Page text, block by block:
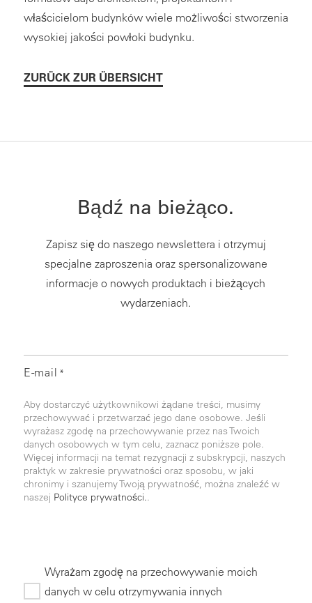
właścicielom budynków wiele możliwości stworzenia
wysokiej jakości powłoki budynku.
ZURÜCK ZUR ÜBERSICHT
Bądź na bieżąco.
Zapisz się do naszego newslettera i otrzymuj
specjalne zaproszenia oraz spersonalizowane
informacje o nowych produktach i bieżących
wydarzeniach.
E-mail *
Aby dostarczyć użytkownikowi żądane treści, musimy
przechowywać i przetwarzać jego dane osobowe. Jeśli
wyrażasz zgodę na przechowywanie przez nas Twoich
danych osobowych w tym celu, zaznacz poniższe pole.
Więcej informacji na temat rezygnacji z subskrypcji, naszych
praktyk w zakresie prywatności oraz sposobu, w jaki
chronimy i szanujemy Twoją prywatność, można znaleźć w
naszej Polityce prywatności..
Wyrażam zgodę na przechowywanie moich
danych w celu otrzymywania innych